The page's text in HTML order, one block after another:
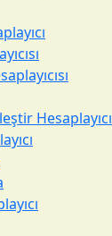
Hesaplayıcı